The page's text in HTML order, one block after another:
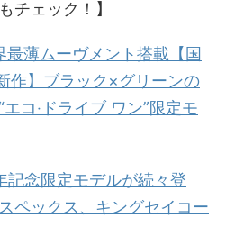
チェック！】
薄ムーヴメント搭載【国
作】ブラック×グリーンの
コ‧ドライブ ワン”限定モ
念限定モデルが続々登
ペックス、キングセイコー